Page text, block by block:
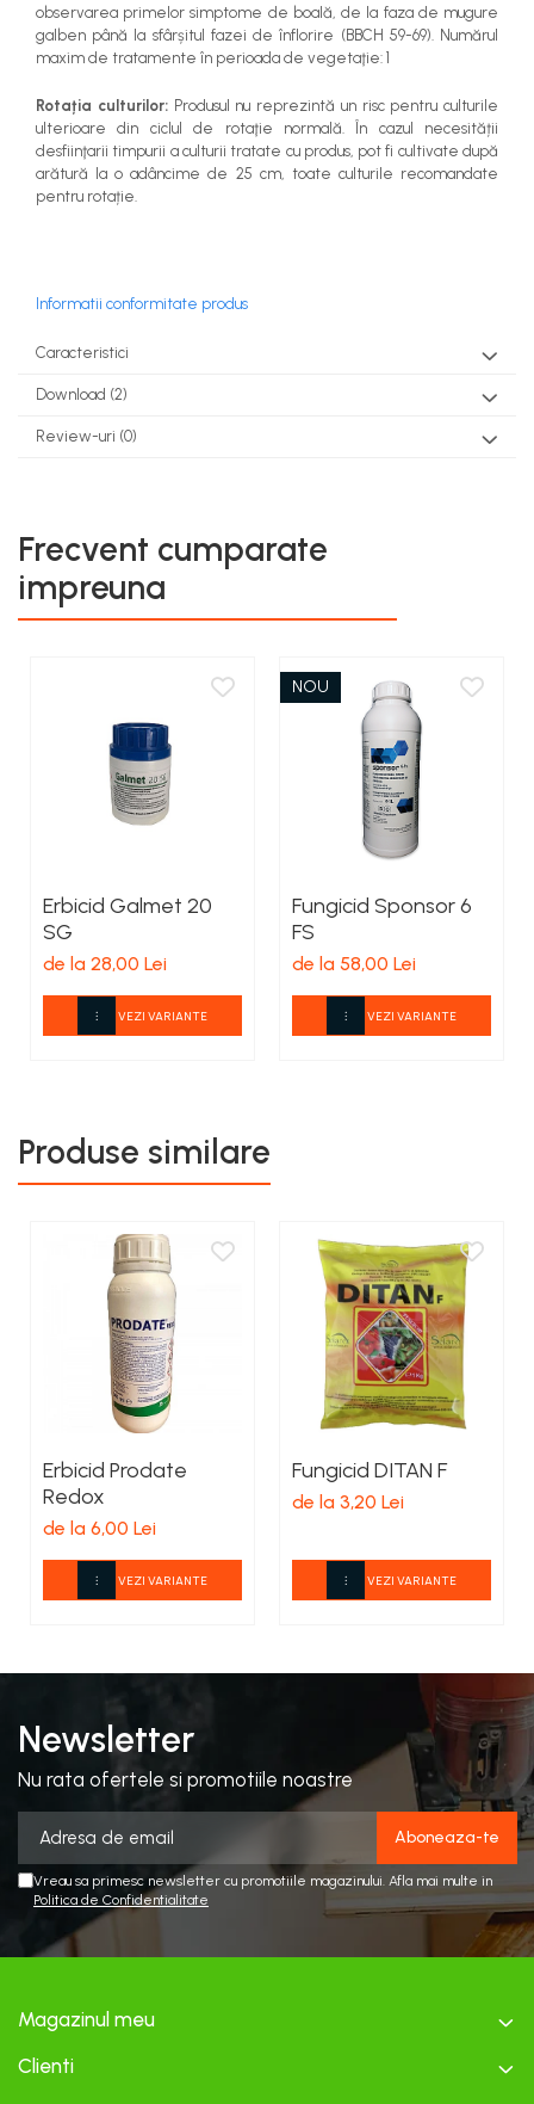
observarea primelor simptome de boală, de la faza de mugure
galben până la sfârșitul fazei de înflorire (BBCH 59-69). Numărul
maxim de tratamente în perioada de vegetaţie: 1
Rotația culturilor: Produsul nu reprezintă un risc pentru culturile
ulterioare din ciclul de rotaţie normală. În cazul necesității
desfiinţarii timpurii a culturii tratate cu produs, pot fi cultivate după
arătură la o adâncime de 25 cm, toate culturile recomandate
pentru rotație.
Informatii conformitate produs
Caracteristici
Download (2)
Review-uri (0)
Frecvent cumparate
impreuna
Erbicid Galmet 20
SG
de la 28,00 Lei
VEZI VARIANTE
NOU
Fungicid Sponsor 6
FS
de la 58,00 Lei
VEZI VARIANTE
Produse similare
Erbicid Prodate
Redox
de la 6,00 Lei
VEZI VARIANTE
Fungicid DITAN F
de la 3,20 Lei
VEZI VARIANTE
Newsletter
Nu rata ofertele si promotiile noastre
Vreau sa primesc newsletter cu promotiile magazinului. Afla mai multe in
Politica de Confidentialitate
Magazinul meu
Clienti